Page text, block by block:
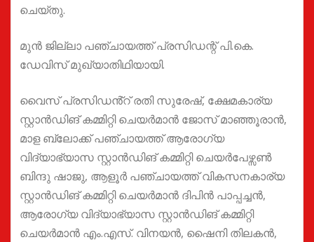
ചെയ്തു.
മുൻ ജില്ലാ പഞ്ചായത്ത് പ്രസിഡന്റ് പി.കെ.
ഡേവിസ് മുഖ്യാതിഥിയായി.
വൈസ് പ്രസിഡൻ്റ് രതി സുരേഷ്, ക്ഷേമകാര്യ
സ്റ്റാൻഡിങ് കമ്മിറ്റി ചെയർമാൻ ജോസ് മാഞ്ഞൂരാൻ,
മാള ബ്ലോക്ക് പഞ്ചായത്ത് ആരോഗ്യ
വിദ്യാഭ്യാസ സ്റ്റാൻഡിങ് കമ്മിറ്റി ചെയർപേഴ്സൺ
ബിന്ദു ഷാജു, ആളൂർ പഞ്ചായത്ത് വികസനകാര്യ
സ്റ്റാൻഡിങ് കമ്മിറ്റി ചെയർമാൻ ദിപിൻ പാപ്പച്ചൻ,
ആരോഗ്യ വിദ്യാഭ്യാസ സ്റ്റാൻഡിങ് കമ്മിറ്റി
ചെയർമാൻ എം.എസ്. വിനയൻ, ഷൈനി തിലകൻ,